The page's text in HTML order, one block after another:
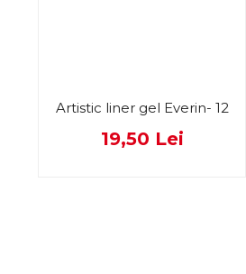
Artistic liner gel Everin- 12
19,50 Lei